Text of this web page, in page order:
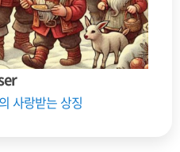
사랑받는 상징